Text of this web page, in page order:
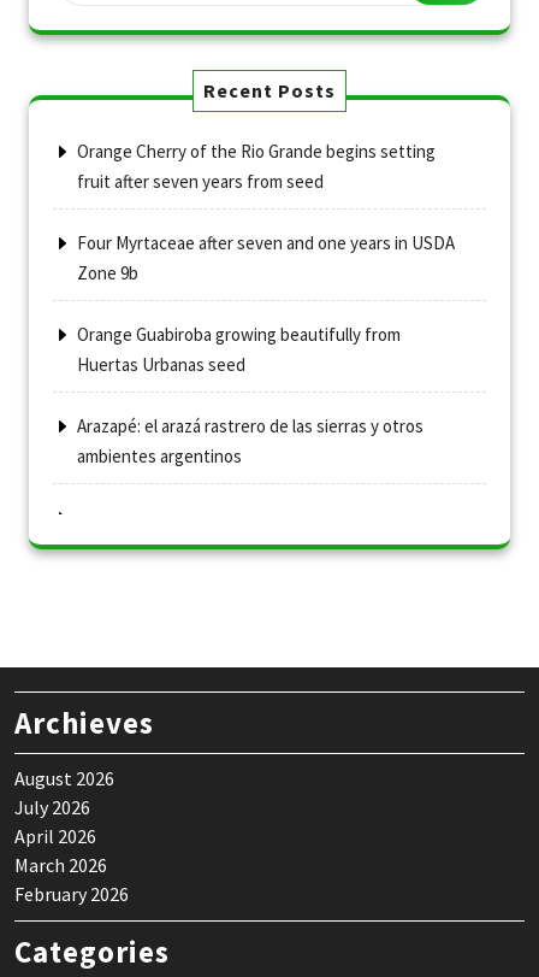
Recent Posts
Orange Cherry of the Rio Grande begins setting
fruit after seven years from seed
Four Myrtaceae after seven and one years in USDA
Zone 9b
Orange Guabiroba growing beautifully from
Huertas Urbanas seed
Arazapé: el arazá rastrero de las sierras y otros
ambientes argentinos
Archieves
August 2026
July 2026
April 2026
March 2026
February 2026
Categories